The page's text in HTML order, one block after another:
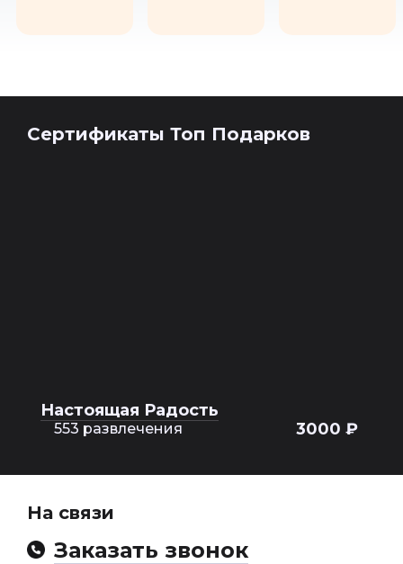
Сертификаты Топ Подарков
Настоящая Радость
553 развлечения 3000 ₽
На связи
Заказать звонок